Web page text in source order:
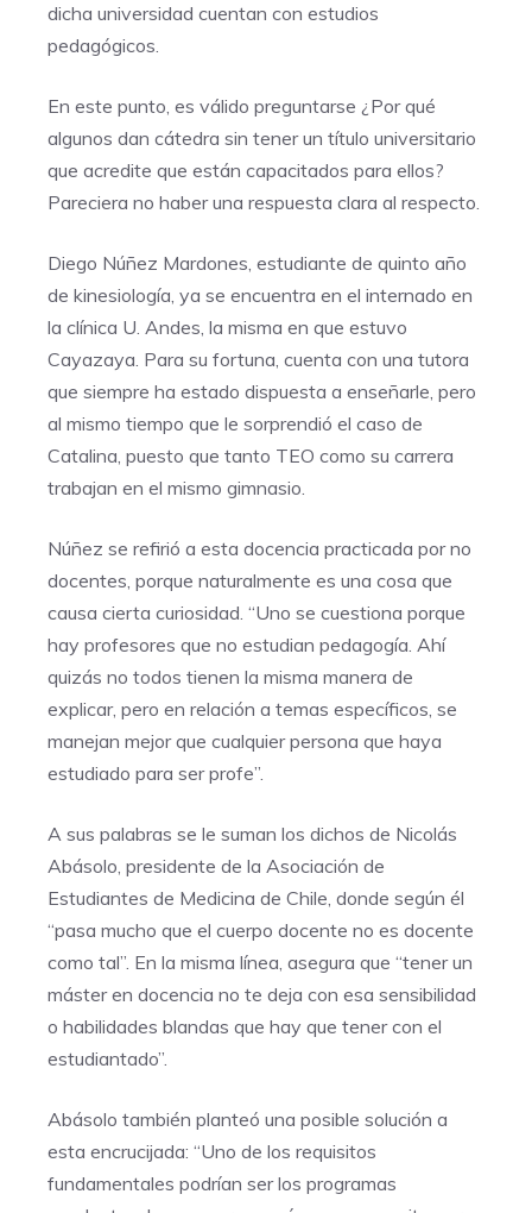
dicha universidad cuentan con estudios
pedagógicos.
En este punto, es válido preguntarse ¿Por qué
algunos dan cátedra sin tener un título universitario
que acredite que están capacitados para ellos?
Pareciera no haber una respuesta clara al respecto.
Diego Núñez Mardones, estudiante de quinto año
de kinesiología, ya se encuentra en el internado en
la clínica U. Andes, la misma en que estuvo
Cayazaya. Para su fortuna, cuenta con una tutora
que siempre ha estado dispuesta a enseñarle, pero
al mismo tiempo que le sorprendió el caso de
Catalina, puesto que tanto TEO como su carrera
trabajan en el mismo gimnasio.
Núñez se refirió a esta docencia practicada por no
docentes, porque naturalmente es una cosa que
causa cierta curiosidad. “Uno se cuestiona porque
hay profesores que no estudian pedagogía. Ahí
quizás no todos tienen la misma manera de
explicar, pero en relación a temas específicos, se
manejan mejor que cualquier persona que haya
estudiado para ser profe”.
A sus palabras se le suman los dichos de Nicolás
Abásolo, presidente de la Asociación de
Estudiantes de Medicina de Chile, donde según él
“pasa mucho que el cuerpo docente no es docente
como tal”. En la misma línea, asegura que “tener un
máster en docencia no te deja con esa sensibilidad
o habilidades blandas que hay que tener con el
estudiantado”.
Abásolo también planteó una posible solución a
esta encrucijada: “Uno de los requisitos
fundamentales podrían ser los programas